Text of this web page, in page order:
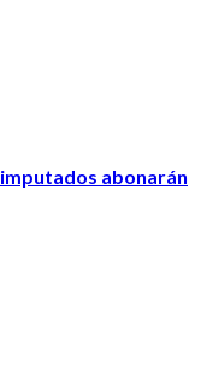
abonarán